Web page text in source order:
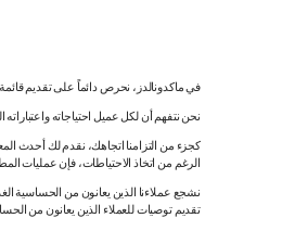
في ماكدونالدز، نحرص دائماً على تقديم
نحن نتفهم أن لكل عميل احتياجاته
كجزء من التزامنا اتجاهك، نقدم لك أحدث
الرغم من اتخاذ الاحتياطات، فإن عمليات
نشجع عملاءنا الذين يعانون من الحساسية
تقديم توصيات للعملاء الذين يعانون من